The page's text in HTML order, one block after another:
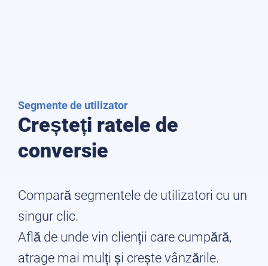
Segmente de utilizator
Creșteți ratele de
conversie
Compară segmentele de utilizatori cu un
singur clic.
Află de unde vin clienții care cumpără,
atrage mai mulți și crește vânzările.